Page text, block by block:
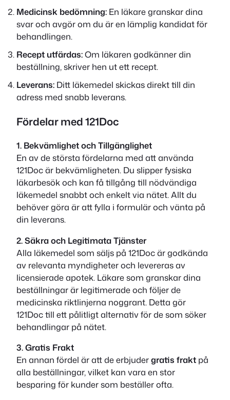
Medicinsk bedömning: En läkare granskar dina
svar och avgör om du är en lämplig kandidat för
behandlingen.
Recept utfärdas:Om läkaren godkänner din
beställning, skriver hen ut ett recept.
Leverans: Ditt läkemedel skickas direkt till din
adress med snabb leverans.
Fördelar med 121Doc
1. Bekvämlighet och Tillgänglighet
En av de största fördelarna med att använda
121Doc är bekvämligheten. Du slipper fysiska
läkarbesök och kan få tillgång till nödvändiga
läkemedel snabbt och enkelt via nätet. Allt du
behöver göra är att fylla i formulär och vänta på
din leverans.
2. Säkra och Legitimata Tjänster
Alla läkemedel som säljs på 121Doc är godkända
av relevanta myndigheter och levereras av
licensierade apotek. Läkare som granskar dina
beställningar är legitimerade och följer de
medicinska riktlinjerna noggrant. Detta gör
121Doc till ett pålitligt alternativ för de som söker
behandlingar på nätet.
3. Gratis Frakt
En annan fördel är att de erbjudergratis frakt på
alla beställningar, vilket kan vara en stor
besparing för kunder som beställer ofta.